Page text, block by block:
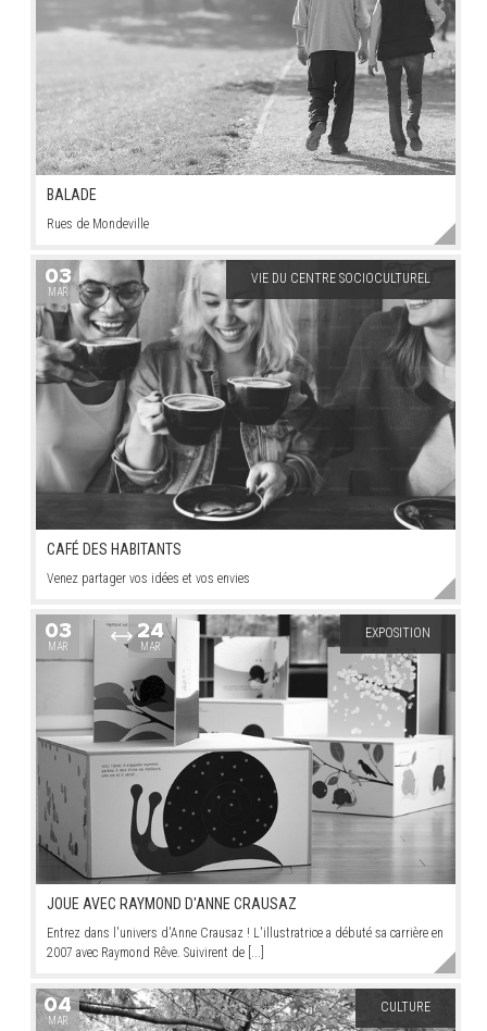
BALADE
Rues de Mondeville
CAFÉ DES HABITANTS
Venez partager vos idées et vos envies
03
MAR
VIE DU CENTRE SOCIOCULTUREL
JOUE AVEC RAYMOND D'ANNE CRAUSAZ
Entrez dans l'univers d'Anne Crausaz ! L'illustratrice a débuté sa carrière en
2007 avec Raymond Rêve. Suivirent de [...]
03
MAR
24
MAR
EXPOSITION
04
MAR
CULTURE